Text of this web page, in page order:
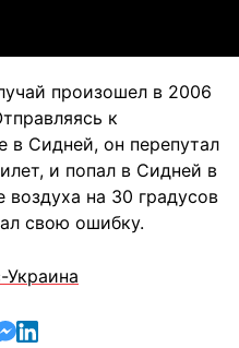
произошел в 2006
к
в Сидней, он перепутал
и попал в Сидней в
на 30 градусов
свою ошибку.
Украина
Telegram
в Facebook
в Xв Viber
в Whatsapp
отправить в Messenger
отправить в LinkedIn